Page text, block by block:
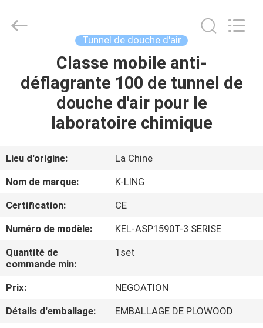
MAISON
À
PROPOS
NOUS
DE
L'USINE
Technology
Company.
Tunnel de douche d'air
Classe mobile anti-
déflagrante 100 de tunnel de
douche d'air pour le
laboratoire chimique
Lieu d'origine:
La Chine
Nom de marque:
K-LING
Certification:
CE
Numéro de modèle:
KEL-ASP1590T-3 SERISE
Quantité de
commande min:
1set
Prix:
NEGOATION
Détails d'emballage:
EMBALLAGE DE PLOWOOD